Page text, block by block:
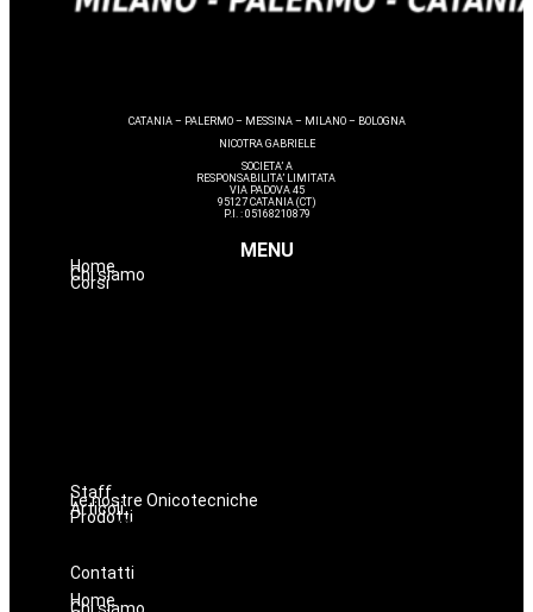
CATANIA – PALERMO – MESSINA – MILANO – BOLOGNA
NICOTRA GABRIELE
SOCIETA’ A
RESPONSABILITA’ LIMITATA
VIA PADOVA 45
95127 CATANIA (CT)
P.I. : 05168210879
MENU
Home
Chi siamo
Corsi
Staff
Le nostre Onicotecniche
Articoli
ProdottiOniconails
Prodotti per ricostruzione unghie
Contatti
Home